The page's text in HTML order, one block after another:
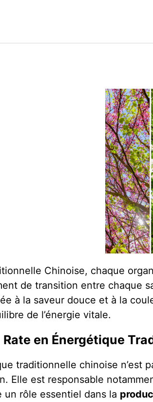
Chinoise, chaque
de transition entre chaque
à la saveur douce et à la
de l’énergie vitale.
Rate en Énergétique
traditionnelle chinoise n’est
Elle est responsable
un rôle essentiel dans la